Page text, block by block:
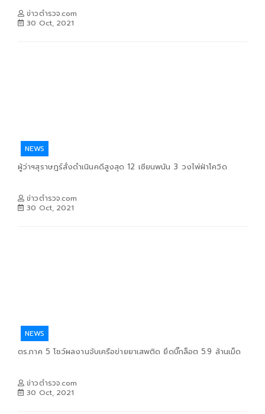
ข่าวตำรวจ.com
30 Oct, 2021
NEWS
ผู้ว่าฯสุราษฎร์สั่งดำเนินคดีสูงสุด 12 เซียนพนัน 3 วงไพ่ฝ่าโควิด
ข่าวตำรวจ.com
30 Oct, 2021
NEWS
ตร.ภาค 5 โชว์ผลงานจับเครือข่ายยาเสพติด ยึดบิ๊กล็อต 5.9 ล้านเม็ด
ข่าวตำรวจ.com
30 Oct, 2021